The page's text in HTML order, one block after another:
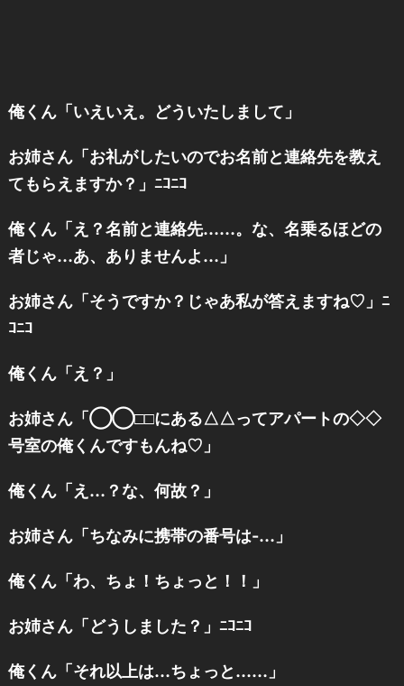
俺くん「いえいえ。どういたしまして」
お姉さん「お礼がしたいのでお名前と連絡先を教え
てもらえますか？」ﾆｺﾆｺ
俺くん「え？名前と連絡先……。な、名乗るほどの
者じゃ…あ、ありませんよ…」
お姉さん「そうですか？じゃあ私が答えますね♡」ﾆ
ｺﾆｺ
俺くん「え？」
お姉さん「◯◯□□にある△△ってアパートの◇◇
号室の俺くんですもんね♡」
俺くん「え…？な、何故？」
お姉さん「ちなみに携帯の番号は-…」
俺くん「わ、ちょ！ちょっと！！」
お姉さん「どうしました？」ﾆｺﾆｺ
俺くん「それ以上は…ちょっと……」